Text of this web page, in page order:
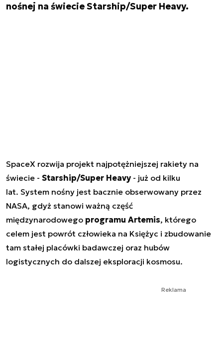
nośnej na świecie Starship/Super Heavy.
SpaceX rozwija projekt najpotężniejszej rakiety na
świecie - Starship/Super Heavy- już od kilku
lat. System nośny jest bacznie obserwowany przez
NASA, gdyż stanowi ważną część
międzynarodowego programu Artemis, którego
celem jest powrót człowieka na Księżyc i zbudowanie
tam stałej placówki badawczej oraz hubów
logistycznych do dalszej eksploracji kosmosu.
Reklama